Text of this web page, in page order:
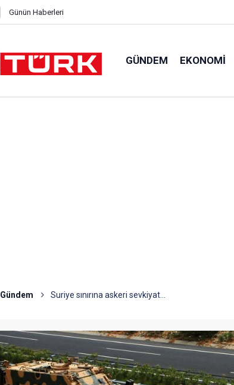
Günün Haberleri
GÜNDEM EKONOMI
Gündem Suriye sınırına askeri sevkiyat...